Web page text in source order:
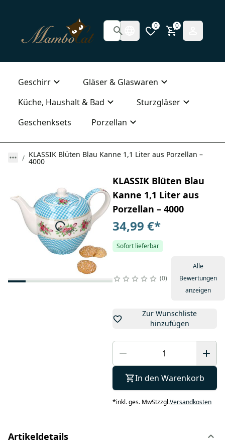
0 0
Geschirr
Gläser & Glaswaren
Küche, Haushalt & Bad
Sturzgläser
Geschenksets
Porzellan
KLASSIK Blüten Blau Kanne 1,1 Liter aus Porzellan –
4000
KLASSIK Blüten Blau
Kanne 1,1 Liter aus
Porzellan – 4000
34,99 €*
Sofort lieferbar
0
Alle
Bewertungen
anzeigen
Zur Wunschliste
hinzufügen
In den Warenkorb
*inkl. ges. MwStzzgl.Versandkosten
Artikeldetails